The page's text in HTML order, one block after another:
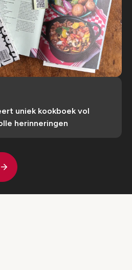
uniek kookboek vol
herinneringen